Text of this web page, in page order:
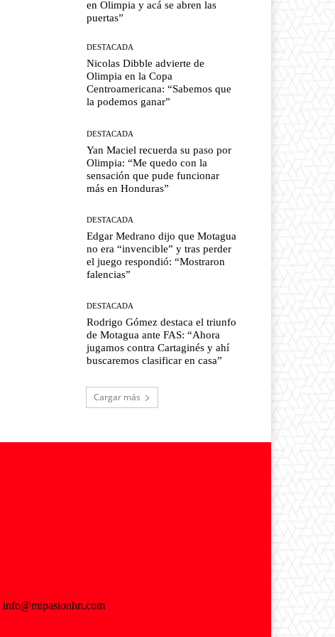
en Olimpia y acá se abren las
puertas”
DESTACADA
Nicolas Dibble advierte de
Olimpia en la Copa
Centroamericana: “Sabemos que
la podemos ganar”
DESTACADA
Yan Maciel recuerda su paso por
Olimpia: “Me quedo con la
sensación que pude funcionar
más en Honduras”
DESTACADA
Edgar Medrano dijo que Motagua
no era “invencible” y tras perder
el juego respondió: “Mostraron
falencias”
DESTACADA
Rodrigo Gómez destaca el triunfo
de Motagua ante FAS: “Ahora
jugamos contra Cartaginés y ahí
buscaremos clasificar en casa”
Cargar más
info@mipasionhn.com